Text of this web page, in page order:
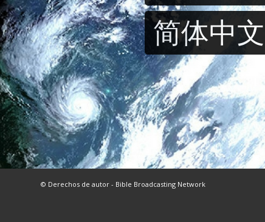
简体中文
© Derechos de autor - Bible Broadcasting Network